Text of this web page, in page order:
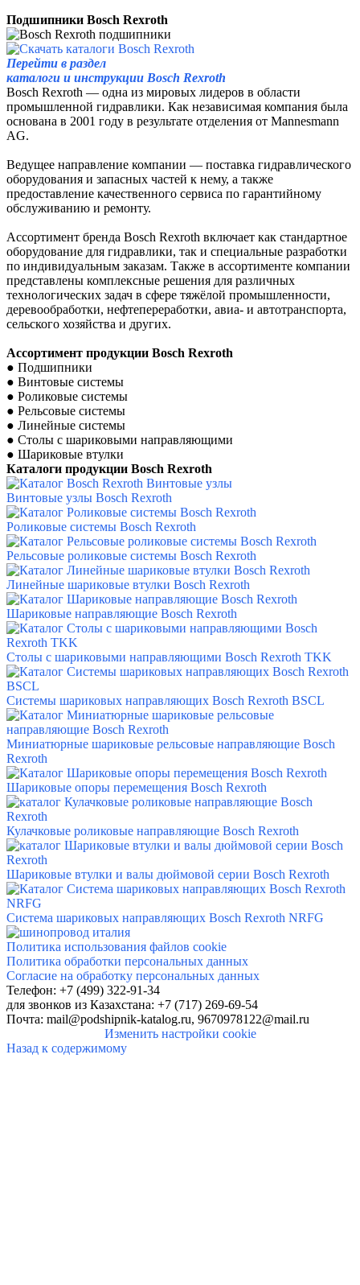
Подшипники Bosch Rexroth
Перейти в раздел
каталоги и инструкции Bosch Rexroth
Bosch Rexroth — одна из мировых лидеров в области
промышленной гидравлики. Как независимая компания была
основана в 2001 году в результате отделения от Mannesmann
AG.
Ведущее направление компании — поставка гидравлического
оборудования и запасных частей к нему, а также
предоставление качественного сервиса по гарантийному
обслуживанию и ремонту.
Ассортимент бренда Bosch Rexroth включает как стандартное
оборудование для гидравлики, так и специальные разработки
по индивидуальным заказам. Также в ассортименте компании
представлены комплексные решения для различных
технологических задач в сфере тяжёлой промышленности,
деревообработки, нефтепереработки, авиа- и автотранспорта,
сельского хозяйства и других.
Ассортимент продукции Bosch Rexroth
● Подшипники
● Винтовые системы
● Роликовые системы
● Рельсовые системы
● Линейные системы
● Столы с шариковыми направляющими
● Шариковые втулки
Каталоги продукции Bosch Rexroth
Винтовые узлы Bosch Rexroth
Роликовые системы Bosch Rexroth
Рельсовые роликовые системы Bosch Rexroth
Линейные шариковые втулки Bosch Rexroth
Шариковые направляющие Bosch Rexroth
Столы с шариковыми направляющими Bosch Rexroth TKK
Системы шариковых направляющих Bosch Rexroth BSCL
Миниатюрные шариковые рельсовые направляющие Bosch
Rexroth
Шариковые опоры перемещения Bosch Rexroth
Кулачковые роликовые направляющие Bosch Rexroth
Шариковые втулки и валы дюймовой серии Bosch Rexroth
Система шариковых направляющих Bosch Rexroth NRFG
Политика использования файлов cookie
Политика обработки персональных данных
Согласие на обработку персональных данных
Телефон: +7 (499) 322-91-34
для звонков из Казахстана: +7 (717) 269-69-54
Почта: mail@podshipnik-katalog.ru, 9670978122@mail.ru
Изменить настройки cookie
Назад к содержимому